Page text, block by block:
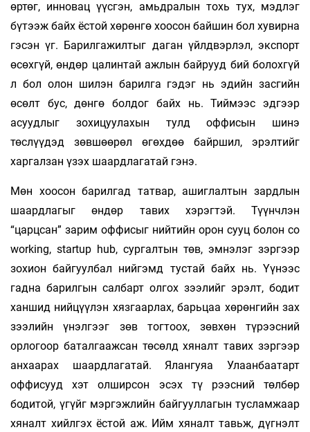
өртөг, инновац үүсгэн, амьдралын тохь тух, мэдлэг
бүтээж байх ёстой хөрөнгө хоосон байшин бол хувир­на
гэсэн үг. Барилгажилтыг даган үйлдвэрлэл, экспорт
өсөхгүй, өндөр ца­лин­тай ажлын байрууд бий болохгүй
л бол олон шилэн барилга гэдэг нь эдийн засгийн
өсөлт бус, дөнгө болдог байх нь. Тиймээс эдгээр
асуудлыг зохицуулахын тулд оффисын шинэ
төслүүдэд зөвшөөрөл өгөхдөө байршил, эрэл­тийг
харгалзан үзэх шаардлагатай гэнэ.
Мөн хоосон барилгад татвар, ашиглалтын зардлын
шаардлагыг өндөр тавих хэрэгтэй. Түүнч­лэн
“царцсан” зарим оффисыг нийтийн орон сууц болон co
working, startup hub, сургал­тын төв, эмнэлэг зэргээр
зохион байгуулбал нийгэмд тустай байх нь. Үүнээс
гадна барилгын салбарт олгох зээлийг эрэлт, бодит
ханшид ний­цүүлэн хязгаарлах, барьцаа хөрөнгийн зах
зээлийн үнэлгээг зөв тогтоох, зөвхөн түрээсний
орлогоор баталгаажсан төсөлд хяналт тавих зэргээр
анхаарах шаардлагатай. Ялангуяа Улаан­баа­тарт
оффисууд хэт олширсон эсэх тү­ рээс­ний төлбөр
бодитой, үгүйг мэргэжлийн байгуул­лагын тусламжаар
хяналт хийлгэх ёстой аж. Ийм хяналт тавьж, дүгнэлт